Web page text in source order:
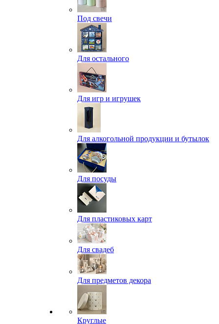
Под свечи
Для остального
Для игр и игрушек
Для алкогольной продукции и бутылок
Для посуды
Для пластиковых карт
Для свадеб
Для предметов декора
Круглые